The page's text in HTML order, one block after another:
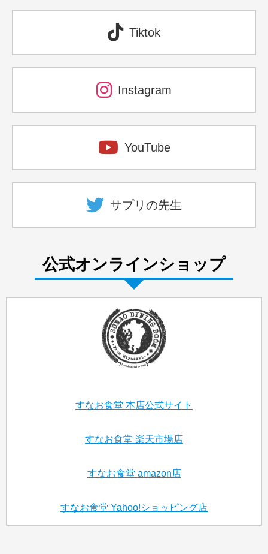
Tiktok
Instagram
YouTube
サプリの先生
公式オンラインショップ
すなお食堂 本店公式サイト
すなお食堂 楽天市場店
すなお食堂 amazon店
すなお食堂 Yahoo!ショッピング店